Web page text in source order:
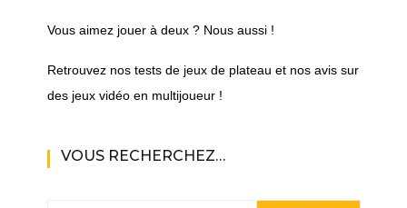
Vous aimez jouer à deux ? Nous aussi !
Retrouvez nos tests de jeux de plateau et nos avis sur
des jeux vidéo en multijoueur !
VOUS RECHERCHEZ…